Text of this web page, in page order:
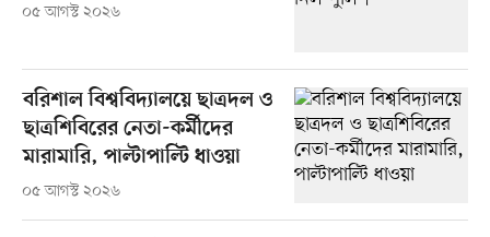
০৫ আগস্ট ২০২৬
বরিশাল বিশ্ববিদ্যালয়ে ছাত্রদল ও
ছাত্রশিবিরের নেতা-কর্মীদের
মারামারি, পাল্টাপাল্টি ধাওয়া
০৫ আগস্ট ২০২৬